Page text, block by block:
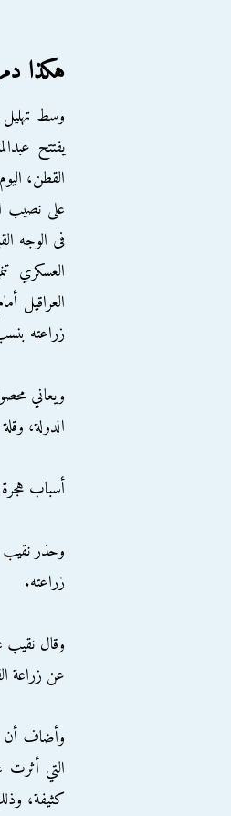
هكذا
وسط تهليل
يفتتح
القطن،
على نصيب
فى الوجه
العسكري
العراقيل
زراعته
ويعاني
الدولة، وقلة
أسباب
وحذر نقيب
زراعته.
وقال نقيب
عن زراعة
التي أثرت